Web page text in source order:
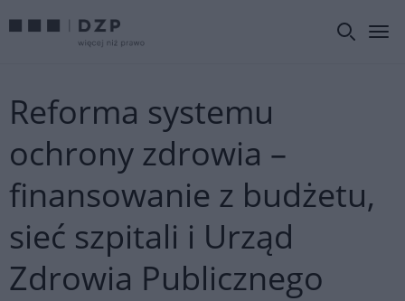
Reforma systemu
ochrony zdrowia –
finansowanie z budżetu,
sieć szpitali i Urząd
Zdrowia Publicznego